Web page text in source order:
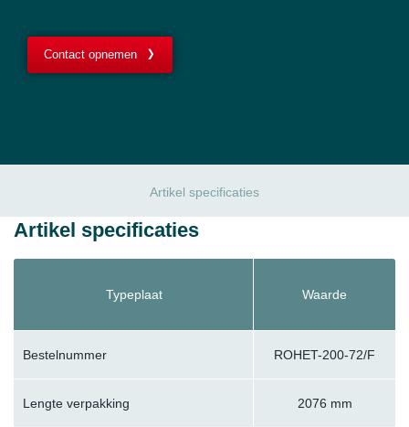
Contact opnemen
Artikel specificaties
Artikel specificaties
Typeplaat Waarde
Bestelnummer ROHET-200-72/F
Lengte verpakking 2076 mm